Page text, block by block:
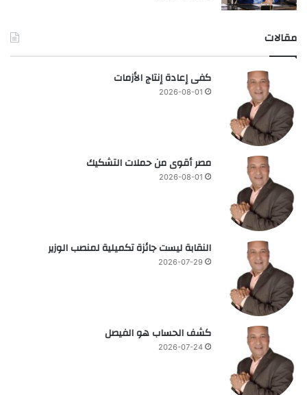
مقالات
كفى إعادة إنتاج الأزمات
2026-08-01
مصر أقوى من حملات التشكيك
2026-08-01
النقابة ليست جائزة تكميلية لمنصب الوزير
2026-07-29
كشف الحساب هو الفيصل
2026-07-24